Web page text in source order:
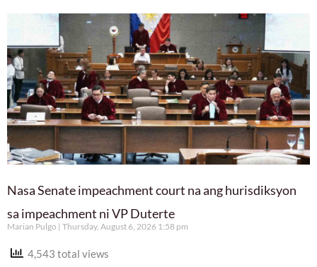
Nasa Senate impeachment court na ang hurisdiksyon
sa impeachment ni VP Duterte
Marian Pulgo Thursday, August 6, 2026 1:58 pm
4,543 total views